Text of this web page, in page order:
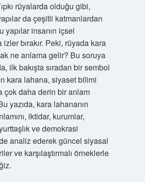
rüyalarda olduğu gibi,
da çeşitli katmanlardan
yapılar insanın içsel
izler bırakır. Peki, rüyada kara
ne anlama gelir? Bu soruya
ilk bakışta sıradan bir sembol
kara lahana, siyaset bilimi
çok daha derin bir anlam
yazıda, kara lahananın
iktidar, kurumlar,
ve demokrasi
analiz ederek güncel siyasal
ve karşılaştırmalı örneklerle